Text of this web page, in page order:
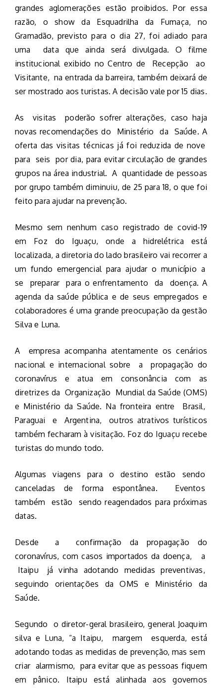
grandes aglomerações estão proibidos. Por essa
razão, o show da Esquadrilha da Fumaça, no
Gramadão, previsto para o dia 27, foi adiado para
uma data que ainda será divulgada. O filme
institucional exibido no Centro de Recepção ao
Visitante, na entrada da barreira, também deixará de
ser mostrado aos turistas. A decisão vale por 15 dias.
As visitas poderão sofrer alterações, caso haja
novas recomendações do Ministério da Saúde. A
oferta das visitas técnicas já foi reduzida de nove
para seis por dia, para evitar circulação de grandes
grupos na área industrial. A quantidade de pessoas
por grupo também diminuiu, de 25 para 18, o que foi
feito para ajudar na prevenção.
Mesmo sem nenhum caso registrado de covid-19
em Foz do Iguaçu, onde a hidrelétrica está
localizada, a diretoria do lado brasileiro vai recorrer a
um fundo emergencial para ajudar o município a
se preparar para o enfrentamento da doença. A
agenda da saúde pública e de seus empregados e
colaboradores é uma grande preocupação da gestão
Silva e Luna.
A empresa acompanha atentamente os cenários
nacional e internacional sobre a propagação do
coronavírus e atua em consonância com as
diretrizes da Organização Mundial da Saúde (OMS)
e Ministério da Saúde. Na fronteira entre Brasil,
Paraguai e Argentina, outros atrativos turísticos
também fecharam à visitação. Foz do Iguaçu recebe
turistas do mundo todo.
Algumas viagens para o destino estão sendo
canceladas de forma espontânea. Eventos
também estão sendo reagendados para próximas
datas.
Desde a confirmação da propagação do
coronavírus, com casos importados da doença, a
Itaipu já vinha adotando medidas preventivas,
seguindo orientações da OMS e Ministério da
Saúde.
Segundo o diretor-geral brasileiro, general Joaquim
silva e Luna, “a Itaipu, margem esquerda, está
adotando todas as medidas de prevenção, mas sem
criar alarmismo, para evitar que as pessoas fiquem
em pânico. Itaipu está alinhada aos governos